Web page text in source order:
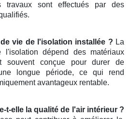
travaux sont effectués par des
vie de l'isolation installée ? La
l'isolation dépend des matériaux
souvent conçue pour durer de
longue période, ce qui rend
avantageux rentable.
t-elle la qualité de l'air intérieur ?